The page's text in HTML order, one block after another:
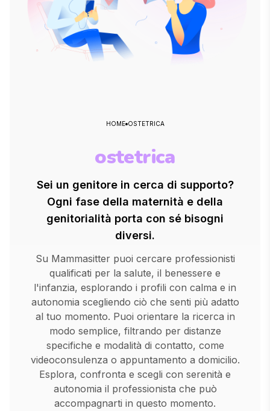
HOME OSTETRICA
ostetrica
Sei un genitore in cerca di supporto?
Ogni fase della maternità e della
genitorialità porta con sé bisogni
diversi.
Su Mammasitter puoi cercare professionisti
qualificati per la salute, il benessere e
l'infanzia, esplorando i profili con calma e in
autonomia scegliendo ciò che senti più adatto
al tuo momento. Puoi orientare la ricerca in
modo semplice, filtrando per distanze
specifiche e modalità di contatto, come
videoconsulenza o appuntamento a domicilio.
Esplora, confronta e scegli con serenità e
autonomia il professionista che può
accompagnarti in questo momento.